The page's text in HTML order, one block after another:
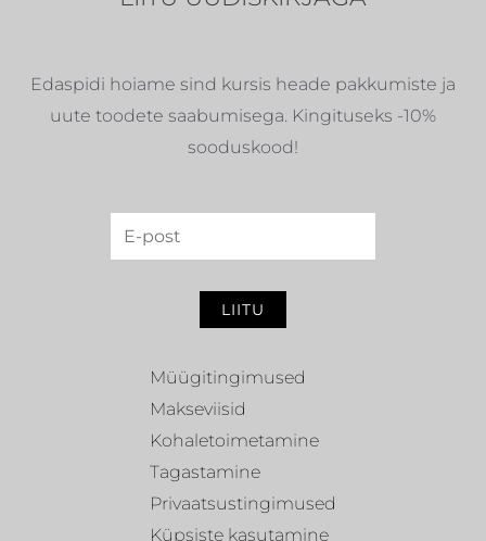
Edaspidi hoiame sind kursis heade pakkumiste ja
uute toodete saabumisega. Kingituseks -10%
sooduskood!
LIITU
Müügitingimused
Makseviisid
Kohaletoimetamine
Tagastamine
Privaatsustingimused
Küpsiste kasutamine